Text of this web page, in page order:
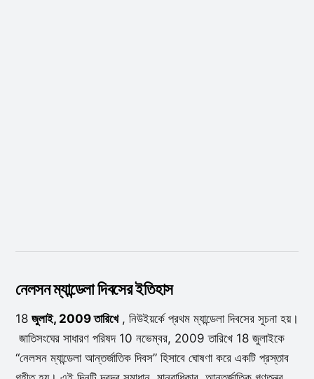
নেলসন ম্যান্ডেলা দিবসের ইতিহাস
18 জুলাই, 2009 তারিখে, নিউইয়র্কে প্রথম ম্যান্ডেলা দিবসের সূচনা হয়।
জাতিসংঘের সাধারণ পরিষদ 10 নভেম্বর, 2009 তারিখে 18 জুলাইকে
“নেলসন ম্যান্ডেলা আন্তর্জাতিক দিবস” হিসাবে ঘোষণা করে একটি প্রস্তাব